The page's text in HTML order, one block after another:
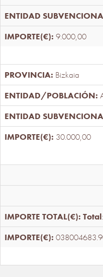
9.000,00
Bizkaia
30.000,00
Total: